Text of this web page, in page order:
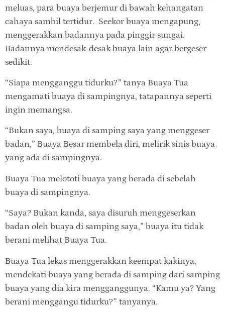
meluas, para buaya berjemur di bawah kehangatan
cahaya sambil tertidur. Seekor buaya mengapung,
menggerakkan badannya pada pinggir sungai.
Badannya mendesak-desak buaya lain agar bergeser
sedikit.
“Siapa mengganggu tidurku?” tanya Buaya Tua
mengamati buaya di sampingnya, tatapannya seperti
ingin memangsa.
“Bukan saya, buaya di samping saya yang menggeser
badan,” Buaya Besar membela diri, melirik sinis buaya
yang ada di sampingnya.
Buaya Tua melototi buaya yang berada di sebelah
buaya di sampingnya.
“Saya? Bukan kanda, saya disuruh menggeserkan
badan oleh buaya di samping saya,” buaya itu tidak
berani melihat Buaya Tua.
Buaya Tua lekas menggerakkan keempat kakinya,
mendekati buaya yang berada di samping dari samping
buaya yang dia kira mengganggunya. “Kamu ya? Yang
berani menggangu tidurku?” tanyanya.